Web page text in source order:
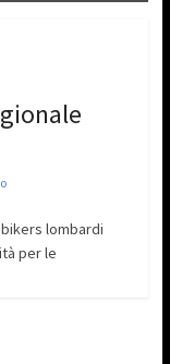
lombardi
per le